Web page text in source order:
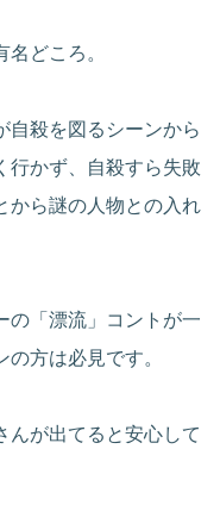
どころ。
自殺を図るシーンから
行かず、自殺すら失敗
から謎の人物との入れ
の「漂流」コントが一
方は必見です。
んが出てると安心して